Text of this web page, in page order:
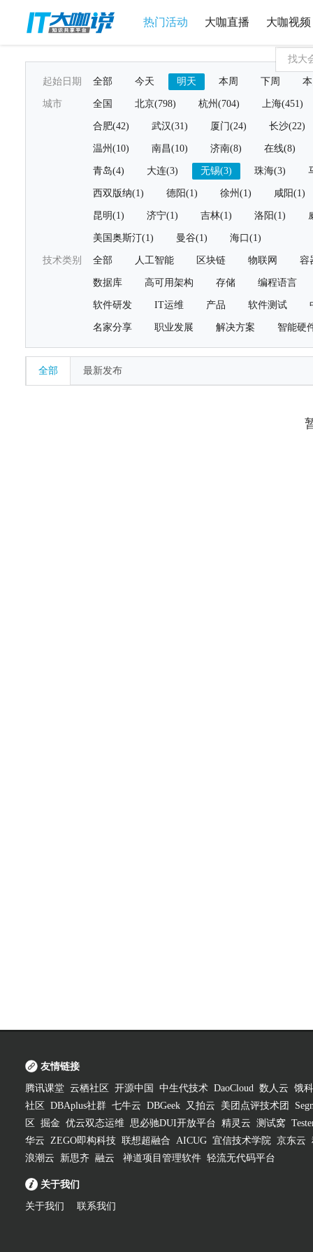
热门活动 大咖直播 大咖视频
起始日期 全部 今天 明天 本周 下周
城市 全国 北京(798) 杭州(704) 上海(451)
合肥(42) 武汉(31) 厦门(24) 长沙(22)
温州(10) 南昌(10) 济南(8) 在线(8)
青岛(4) 大连(3) 无锡(3) 珠海(3)
西双版纳(1) 德阳(1) 徐州(1) 咸阳(1)
昆明(1) 济宁(1) 吉林(1) 洛阳(1)
美国奥斯汀(1) 曼谷(1) 海口(1)
技术类别 全部 人工智能 区块链 物联网 容
数据库 高可用架构 存储 编程语言
软件研发 IT运维 产品 软件测试
名家分享 职业发展 解决方案 智能硬
全部 最新发布
友情链接
腾讯课堂 云栖社区 开源中国 中生代技术 DaoCloud 数人云 饿
社区
DBAplus社群 七牛云 DBGeek 又拍云 美团点评技术团
区
掘金 优云双态运维 思必驰DUI开放平台 精灵云 测试窝
华云 ZEGO即构科技 联想超融合 AICUG 宜信技术学院 京东云
浪潮云
新思齐 融云 禅道项目管理软件 轻流无代码平台
关于我们
关于我们 联系我们